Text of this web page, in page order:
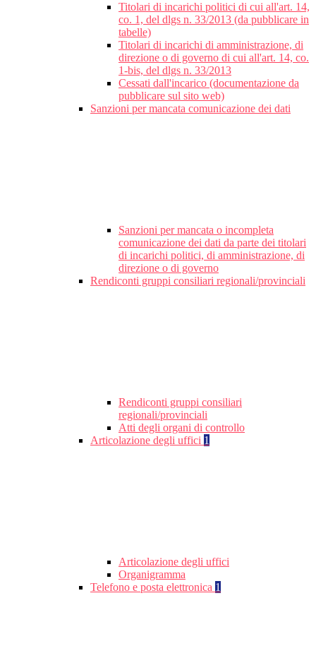
Titolari di incarichi politici di cui all'art. 14,
co. 1, del dlgs n. 33/2013 (da pubblicare in
tabelle)
Titolari di incarichi di amministrazione, di
direzione o di governo di cui all'art. 14, co.
1-bis, del dlgs n. 33/2013
Cessati dall'incarico (documentazione da
pubblicare sul sito web)
Sanzioni per mancata comunicazione dei dati
Sanzioni per mancata o incompleta
comunicazione dei dati da parte dei titolari
di incarichi politici, di amministrazione, di
direzione o di governo
Rendiconti gruppi consiliari regionali/provinciali
Rendiconti gruppi consiliari
regionali/provinciali
Atti degli organi di controllo
Articolazione degli uffici 1
Articolazione degli uffici
Organigramma
Telefono e posta elettronica 1